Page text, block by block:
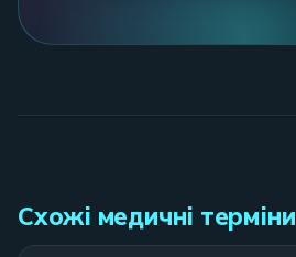
Схожі медичні терміни